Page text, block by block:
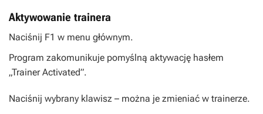
Aktywowanie trainera
Naciśnij F1 w menu głównym.
Program zakomunikuje pomyślną aktywację hasłem
„Trainer Activated”.
Naciśnij wybrany klawisz – można je zmieniać w trainerze.